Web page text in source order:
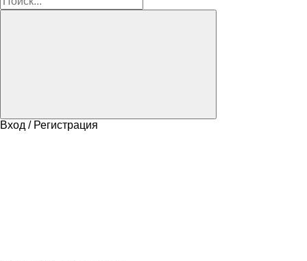
Вход / Регистрация